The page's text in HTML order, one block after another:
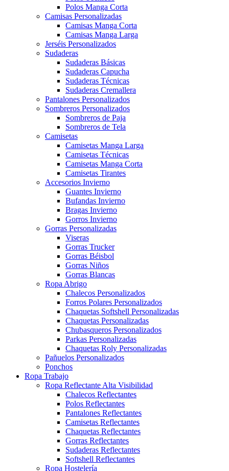
Polos Manga Corta
Camisas Personalizadas
Camisas Manga Corta
Camisas Manga Larga
Jerséis Personalizados
Sudaderas
Sudaderas Básicas
Sudaderas Capucha
Sudaderas Técnicas
Sudaderas Cremallera
Pantalones Personalizados
Sombreros Personalizados
Sombreros de Paja
Sombreros de Tela
Camisetas
Camisetas Manga Larga
Camisetas Técnicas
Camisetas Manga Corta
Camisetas Tirantes
Accesorios Invierno
Guantes Invierno
Bufandas Invierno
Bragas Invierno
Gorros Invierno
Gorras Personalizadas
Viseras
Gorras Trucker
Gorras Béisbol
Gorras Niños
Gorras Blancas
Ropa Abrigo
Chalecos Personalizados
Forros Polares Personalizados
Chaquetas Softshell Personalizadas
Chaquetas Personalizadas
Chubasqueros Personalizados
Parkas Personalizadas
Chaquetas Roly Personalizadas
Pañuelos Personalizados
Ponchos
Ropa Trabajo
Ropa Reflectante Alta Visibilidad
Chalecos Reflectantes
Polos Reflectantes
Pantalones Reflectantes
Camisetas Reflectantes
Chaquetas Reflectantes
Gorras Reflectantes
Sudaderas Reflectantes
Softshell Reflectantes
Ropa Hostelería